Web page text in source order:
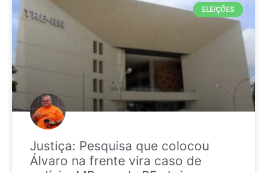
ELEIÇÕES
Justiça: Pesquisa que colocou
Álvaro na frente vira caso de